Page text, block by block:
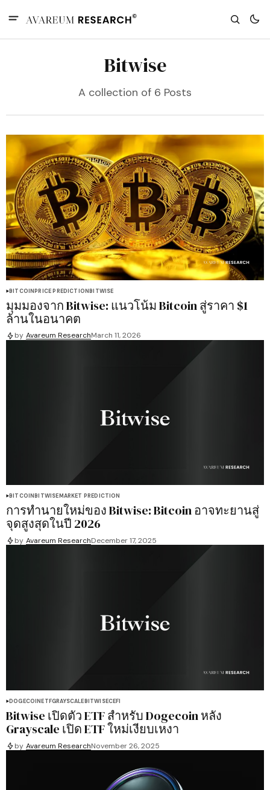
Bitwise
A collection of 6 Posts
BITCOINPRICE PREDICTIONBITWISE
มุมมองจาก Bitwise: แนวโน้ม Bitcoin สู่ราคา $1
ล้านในอนาคต
by Avareum ResearchMarch 11, 2026
BITCOINBITWISEMARKET PREDICTION
การทำนายใหม่ของ Bitwise: Bitcoin อาจทะยานสู่
จุดสูงสุดในปี 2026
by Avareum ResearchDecember 17, 2025
DOGECOIN ETFGRAYSCALE BITWISECEFI
Bitwise เปิดตัว ETF สำหรับ Dogecoin หลัง
Grayscale เปิด ETF ใหม่เงียบเหงา
by Avareum ResearchNovember 26, 2025